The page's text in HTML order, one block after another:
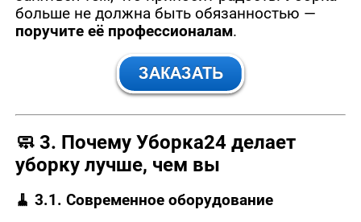
больше не должна быть обязанностью —
поручите её профессионалам.
🧼 3. Почему Уборка24 делает
уборку лучше, чем вы
🧹 3.1. Современное оборудование